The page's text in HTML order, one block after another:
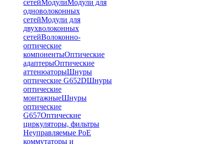
сетейМодулиМодули для
одноволоконных
сетейМодули для
двухволоконных
сетейВолоконно-
оптические
компонентыОптические
адаптерыОптические
аттенюаторыШнуры
оптические G652DШнуры
оптические
монтажныеШнуры
оптические
G657Оптические
циркуляторы, фильтры
Неуправляемые PoE
коммутаторы и